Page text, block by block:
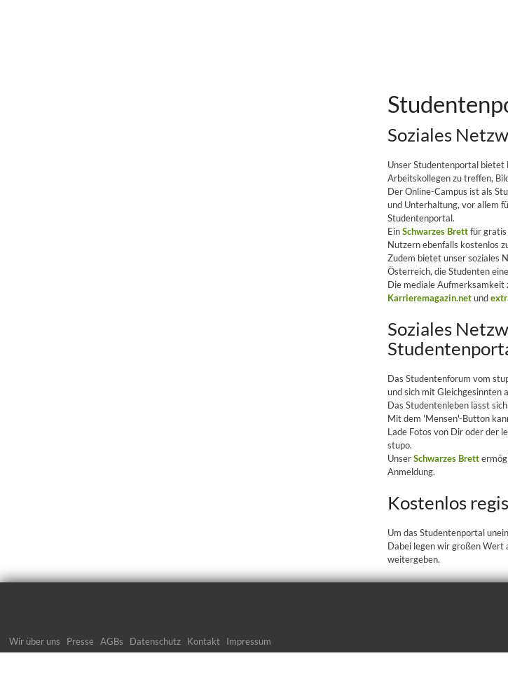
Soziales
Unser Studentenportal
Arbeitskollegen zu treffen,
Der Online-Campus ist als
und Unterhaltung, vor allem
Studentenportal.
EinSchwarzes Brettfür gratis
Nutzern ebenfalls kostenlos
Zudem bietet unser soziales
Österreich, die Studenten
Die mediale Aufmerksamkeit
Karrieremagazin.netund
Soziales
Das Studentenforum vom
und sich mit Gleichgesinnten
Das Studentenleben lässt
Mit dem 'Mensen'-Button
Lade Fotos von Dir oder der
stupo.
UnserSchwarzes Brett
Anmeldung.
Kostenlos
Um das Studentenportal
Dabei legen wir großen Wert
weitergeben.
Wir über uns Presse AGBs Datenschutz Kontakt Impressum